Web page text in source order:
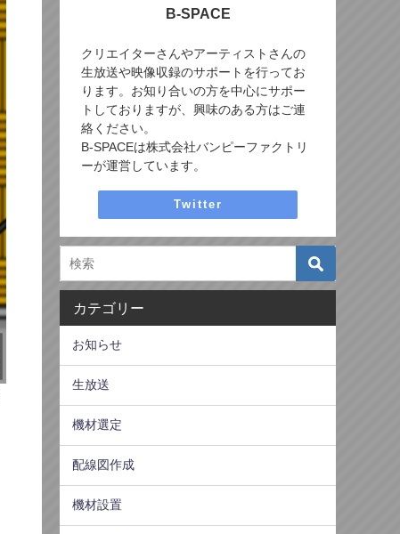
B-SPACE
クリエイターさんやアーティストさんの
生放送や映像収録のサポートを行ってお
ります。お知り合いの方を中心にサポー
トしておりますが、興味のある方はご連
絡ください。
B-SPACEは株式会社バンピーファクトリ
ーが運営しています。
Twitter
カテゴリー
お知らせ
生放送
機材選定
配線図作成
機材設置